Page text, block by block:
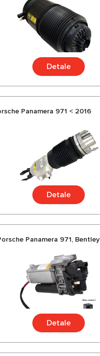
Detale
Panamera 971 < 2016
Detale
Panamera 971, Bentley
Detale